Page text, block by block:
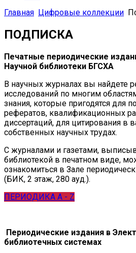
Главная Цифровые коллекции
ПОДПИСКА
Печатные периодические
Научной библиотеки БГСХА
В научных журналах вы найдете
исследований по многим
знания, которые пригодятся для
рефератов, квалификационных
диссертаций, для цитирования в
собственных научных трудах.
С журналами и газетами,
библиотекой в печатном виде,
ознакомиться в Зале
(БИК, 2 этаж, 280 ауд.).
ПЕРИОДИКА A - Z
Периодические издания в
библиотечных системах